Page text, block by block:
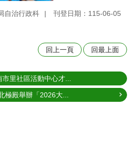
自治行政科
刊登日期：115-06-05
回上一頁 回最上面
市里社區活動中心才...
極殿舉辦「2026大...